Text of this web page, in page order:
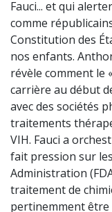
Fauci... et qui
comme
Constitution des
nos enfants.
révèle comment le
carrière au début
avec des sociétés
traitements
VIH. Fauci a
fait pression sur
Administration
traitement de
pertinemment être